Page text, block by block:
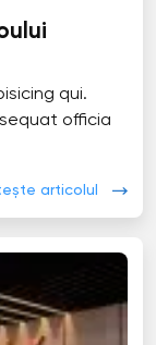
qui.
officia
articolul